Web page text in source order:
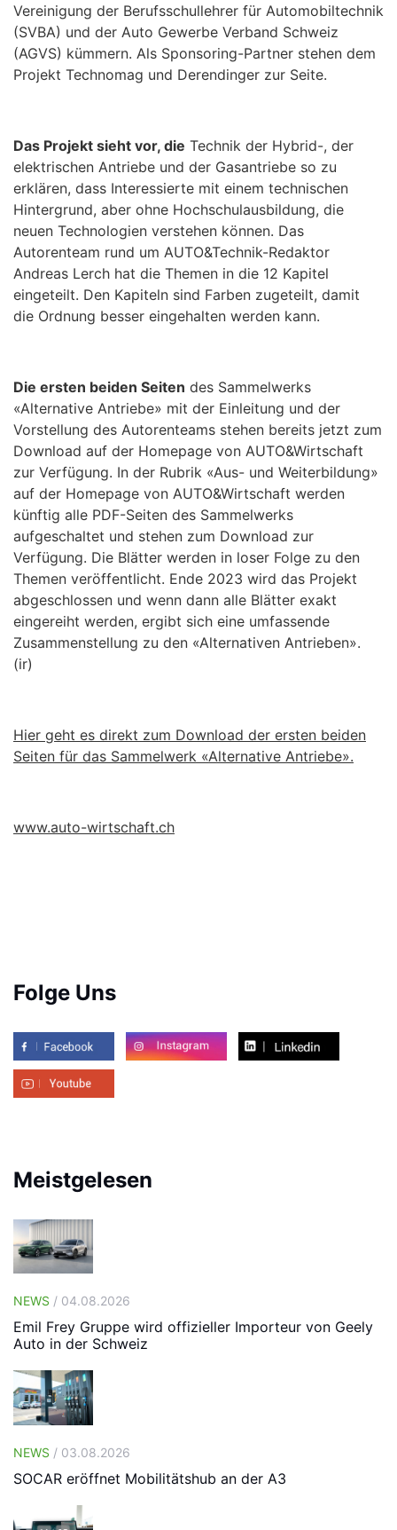
Vereinigung der Berufsschullehrer für Automobiltechnik
(SVBA) und der Auto Gewerbe Verband Schweiz
(AGVS) kümmern. Als Sponsoring-Partner stehen dem
Projekt Technomag und Derendinger zur Seite.
Das Projekt sieht vor, die Technik der Hybrid-, der
elektrischen Antriebe und der Gasantriebe so zu
erklären, dass Interessierte mit einem technischen
Hintergrund, aber ohne Hochschulausbildung, die
neuen Technologien verstehen können. Das
Autorenteam rund um AUTO&Technik-Redaktor
Andreas Lerch hat die Themen in die 12 Kapitel
eingeteilt. Den Kapiteln sind Farben zugeteilt, damit
die Ordnung besser eingehalten werden kann.
Die ersten beiden Seiten des Sammelwerks
«Alternative Antriebe» mit der Einleitung und der
Vorstellung des Autorenteams stehen bereits jetzt zum
Download auf der Homepage von AUTO&Wirtschaft
zur Verfügung. In der Rubrik «Aus- und Weiterbildung»
auf der Homepage von AUTO&Wirtschaft werden
künftig alle PDF-Seiten des Sammelwerks
aufgeschaltet und stehen zum Download zur
Verfügung. Die Blätter werden in loser Folge zu den
Themen veröffentlicht. Ende 2023 wird das Projekt
abgeschlossen und wenn dann alle Blätter exakt
eingereiht werden, ergibt sich eine umfassende
Zusammenstellung zu den «Alternativen Antrieben».
(ir)
Hier geht es direkt zum Download der ersten beiden
Seiten für das Sammelwerk «Alternative Antriebe».
www.auto-wirtschaft.ch
Folge Uns
Meistgelesen
NEWS / 04.08.2026
Emil Frey Gruppe wird offizieller Importeur von Geely
Auto in der Schweiz
NEWS / 03.08.2026
SOCAR eröffnet Mobilitätshub an der A3